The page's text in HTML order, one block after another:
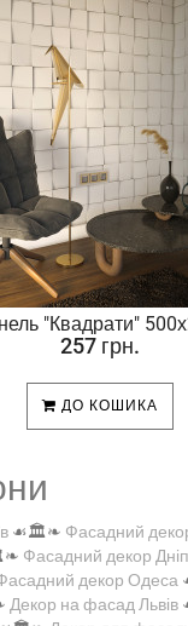
"Квадрати"
257 грн.
ДО КОШИКА
☙🏛️❧ Фасадний
Фасадний декор
декор Одеса
Декор на фасад Львів